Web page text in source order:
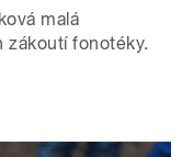
malá
zákoutí fonotéky.